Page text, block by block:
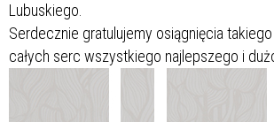
Lubuskiego.
Serdecznie gratulujemy osiągnięcia
całych serc wszystkiego najlepszego i